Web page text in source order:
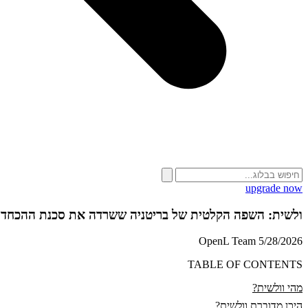
upgrade now
ולשית: השפה הקלטית של בריטניה ששרדה את סכנת
OpenL Team 5/28/2026
TABLE OF CONTENTS
מהי וולשית?